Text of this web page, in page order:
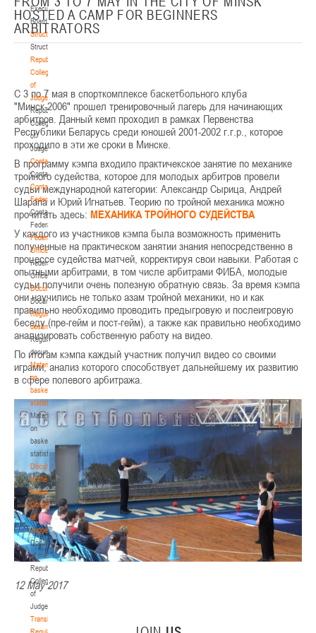
Executive
Board
Structure
Structure
Republican
Collegium
of
Judges
Republican
Collegium
of
Judges
Contacts
Contacts
Contact
Federation
Contact
Federation
Federation
Office
Federation
Office
Documentation
Documentation
Regulatory
documents
Regulatory
documents
Materials
on
basketball
statistics
Materials
on
basketball
statistics
Documents
of the
Republican
Collegium
of
Judges
Documents
of the
Republican
Collegium
of
Judges
Transition
Regulations
HOSTED A CAMP FOR BEGINNERS
ARBITRATORS
С 3 по 7 мая в спорткомплексе баскетбольного клуба
"Минск-2006" прошел тренировочный лагерь для начинающих
арбитров. Данный кемп проходил в рамках Первенства
Республики Беларусь среди юношей 2001-2002 г.г.р., которое
проходило в эти же сроки в Минске.
В программу кэмпа входило практичекское занятие по механике
тройного судейства, которое для молодых арбитров провели
судьи международной категории: Александр Сырица, Андрей
Шарапа и Юрий Игнатьев. Теорию по тройной механика можно
прочитать здесь: МЕХАНИКА ТРОЙНОГО СУДЕЙСТВА
У каждого из участников кэмпа была возможность применить
полученные на практическом занятии знания непосредственно в
процессе судейства матчей, корректируя свои навыки. Работая с
опытными арбитрами, в том числе арбитрами ФИБА, молодые
судьи получили очень полезную обратную связь. За время кэмпа
они научились не только азам тройной механики, но и как
правильно необходимо проводить предыгровую и послеигровую
беседу (пре-гейм и пост-гейм), а также как правильно необходимо
анализировать собственную работу на видео.
По итогам кэмпа каждый участник получил видео со своими
играми, анализ которого способствует дальнейшему их развитию
в сфере полевого арбитража.
о
с
к
р
е
с
е
н
ь
е
2
6
ф
е
в
р
а
л
я
в
к
о
н
ф
е
р
е
н
ц
-
з
а
л
е
с
п
о
р
т
и
в
н
о
г
о
к
о
м
п
12 May 2017